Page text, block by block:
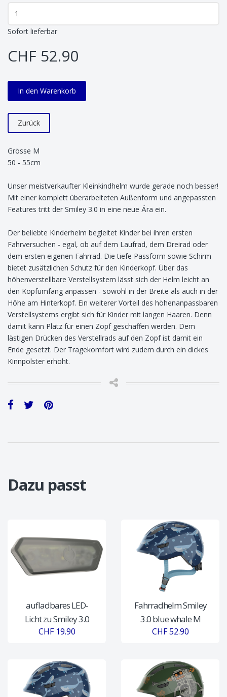
Sofort lieferbar
CHF 52.90
In den Warenkorb
Zurück
Grösse M
50 - 55cm
Unser meistverkaufter Kleinkindhelm wurde gerade noch besser!
Mit einer komplett überarbeiteten Außenform und angepassten
Features tritt der Smiley 3.0 in eine neue Ära ein.
Der beliebte Kinderhelm begleitet Kinder bei ihren ersten
Fahrversuchen - egal, ob auf dem Laufrad, dem Dreirad oder
dem ersten eigenen Fahrrad. Die tiefe Passform sowie Schirm
bietet zusätzlichen Schutz für den Kinderkopf. Über das
höhenverstellbare Verstellsystem lässt sich der Helm leicht an
den Kopfumfang anpassen - sowohl in der Breite als auch in der
Höhe am Hinterkopf. Ein weiterer Vorteil des höhenanpassbaren
Verstellsystems ergibt sich für Kinder mit langen Haaren. Denn
damit kann Platz für einen Zopf geschaffen werden. Dem
lästigen Drücken des Verstellrads auf den Zopf ist damit ein
Ende gesetzt. Der Tragekomfort wird zudem durch ein dickes
Kinnpolster erhöht.
Dazu passt
aufladbares LED-
Licht zu Smiley 3.0
CHF 19.90
Fahrradhelm Smiley
3.0 blue whale M
CHF 52.90